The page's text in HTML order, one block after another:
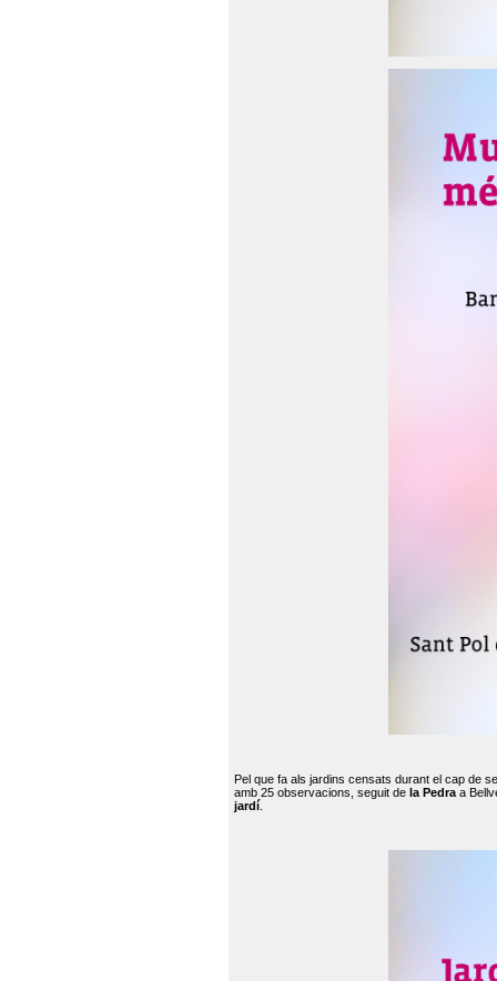
Pel que fa als jardins censats durant el cap de
amb 25 observacions, seguit de la Pedra a
jardí